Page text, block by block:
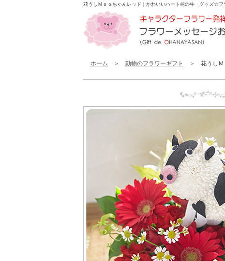
花うしＭｏｏちゃんレッド｜かわいいハート柄の牛・グッズ☆フ
ホーム ＞ 動物のフラワーギフト ＞ 花うしＭ